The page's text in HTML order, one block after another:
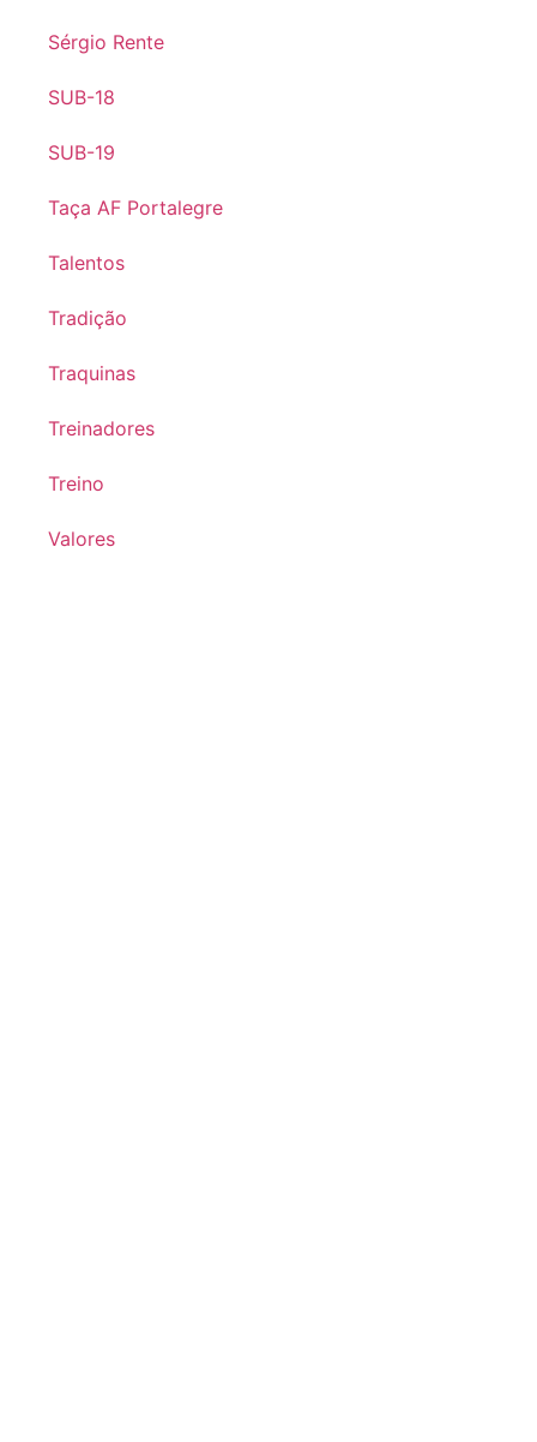
Sérgio Rente
SUB-18
SUB-19
Taça AF Portalegre
Talentos
Tradição
Traquinas
Treinadores
Treino
Valores